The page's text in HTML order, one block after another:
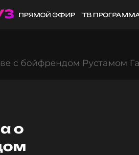
ПРЯМОЙ ЭФИР ТВ
с бойфрендом Рустамом
о